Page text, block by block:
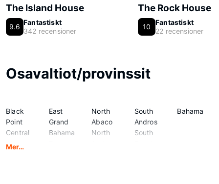
The Island House
9.6
Fantastiskt
342 recensioner
The Rock House
10
Fantastiskt
22 recensioner
Osavaltiot/provinssit
Black
Point
Central
Abaco
East
Grand
Bahama
North
Abaco
North
South
Andros
South
Bahama
Mer…